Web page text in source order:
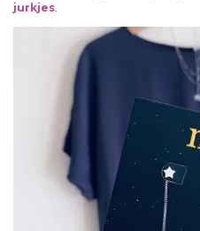
jurkjes.